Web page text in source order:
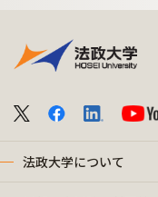
法政大学について